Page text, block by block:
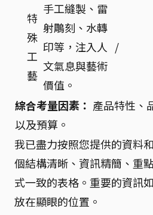
特
殊
工
藝
手工縫製、雷
射鵰刻、水轉
印等，注入人
文氣息與藝術
價值。
/
綜合考量因素： 產品特性、
以及預算。
我已盡力按照您提供的資料
個結構清晰、資訊精簡、重
式一致的表格。重要的資訊
放在顯眼的位置。